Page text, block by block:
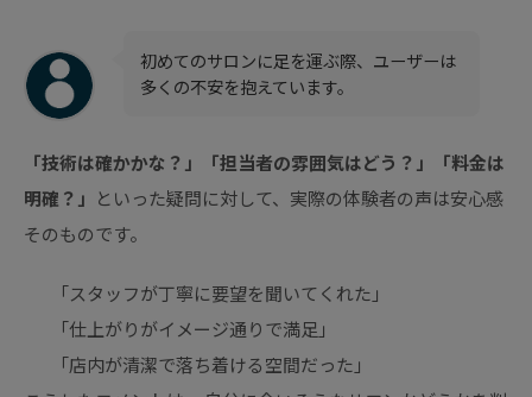
初めてのサロンに足を運ぶ際、ユーザーは
多くの不安を抱えています。
「技術は確かかな？」「担当者の雰囲気はどう？」「料金は
明確？」 といった疑問に対して、実際の体験者の声は安心感
そのものです。
「スタッフが丁寧に要望を聞いてくれた」
「仕上がりがイメージ通りで満足」
「店内が清潔で落ち着ける空間だった」